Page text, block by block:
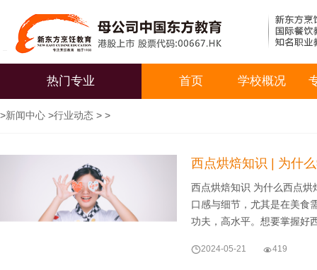
热门专业 首页 学校概况
>新闻中心 >行业动态 > >
西点烘焙知识 | 为什
西点烘焙知识 为什么西点
口感与细节，尤其是在美食
功夫，高水平。想要掌握
2024-05-21 419